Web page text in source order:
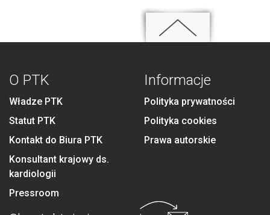
O PTK
Władze PTK
Statut PTK
Kontakt do Biura PTK
Konsultant krajowy ds.
kardiologii
Pressroom
Informacje
Polityka prywatności
Polityka cookies
Prawa autorskie